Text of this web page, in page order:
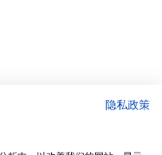
隐私政策